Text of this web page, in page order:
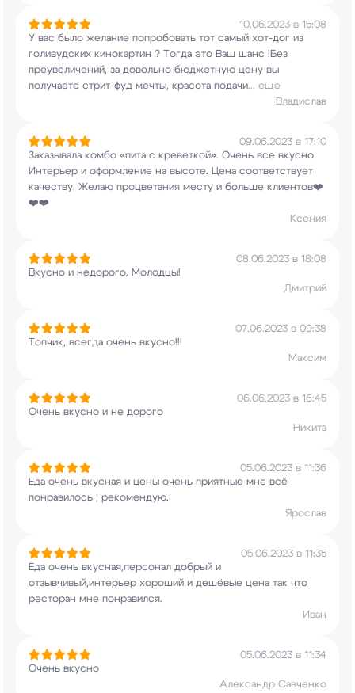
10.06.2023 в 15:08
У вас было желание попробовать тот самый хот-дог из
голивудских кинокартин ? Тогда это Ваш шанс !Без
преувеличений, за довольно бюджетную цену вы
получаете стрит-фуд мечты, красота подачи... еще
Владислав
09.06.2023 в 17:10
Заказывала комбо «пита с креветкой». Очень все вкусно.
Интерьер и оформление на высоте. Цена соответствует
качеству. Желаю процветания месту и больше клиентов❤️
❤️❤️
Ксения
08.06.2023 в 18:08
Вкусно и недорого. Молодцы!
Дмитрий
07.06.2023 в 09:38
Топчик, всегда очень вкусно!!!
Максим
06.06.2023 в 16:45
Очень вкусно и не дорого
Никита
05.06.2023 в 11:36
Еда очень вкусная и цены очень приятные мне всё
понравилось , рекомендую.
Ярослав
05.06.2023 в 11:35
Еда очень вкусная,персонал добрый и
отзывчивый,интерьер хороший и дешёвые цена так что
ресторан мне понравился.
Иван
05.06.2023 в 11:34
Очень вкусно
Александр Савченко